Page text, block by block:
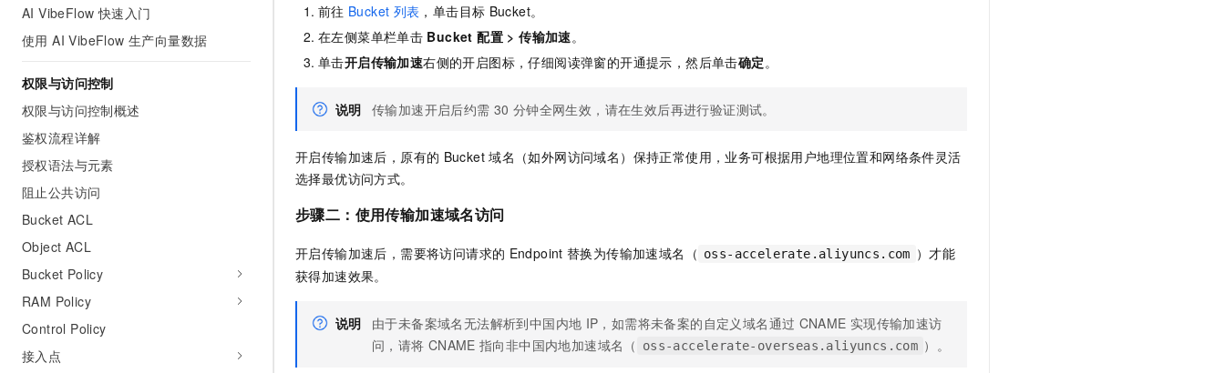
AI VibeFlow 快速入门
使用 AI VibeFlow 生产向量数据
权限与访问控制
权限与访问控制概述
鉴权流程详解
授权语法与元素
阻止公共访问
Bucket ACL
Object ACL
Bucket Policy
RAM Policy
Control Policy
接入点
前往 Bucket 列表 ，单击目标 Bucket。
在左侧菜单栏单击 Bucket 配置 >传输加速。
单击开启传输加速右侧的开启图标，仔细阅读弹窗的开通提示，然后单击确定 。
说明 传输加速开启后约需 30 分钟全网生效，请在生效后再进行验证测试。
开启传输加速后，原有的 Bucket 域名（如外网访问域名）保持正常使用，业务可根据用户地理位置和网络条件灵活
选择最优访问方式。
步骤二：使用传输加速域名访问
开启传输加速后，需要将访问请求的 Endpoint 替换为传输加速域名（ oss-accelerate.aliyuncs.com ）才能
获得加速效果。
说明 由于未备案域名无法解析到中国内地 IP，如需将未备案的自定义域名通过 CNAME 实现传输加速访
问，请将 CNAME 指向非中国内地加速域名（ oss-accelerate-overseas.aliyuncs.com ）。